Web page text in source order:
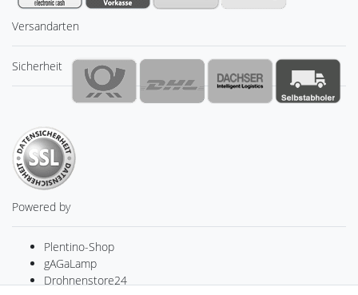
Versandarten
Sicherheit
Powered by
Plentino-Shop
gAGaLamp
Drohnenstore24